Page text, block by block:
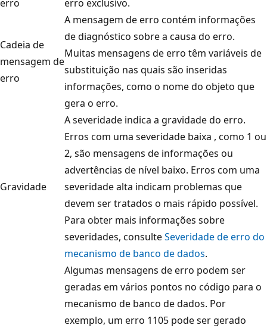
erro
erro exclusivo.
Cadeia de
mensagem de
erro
A mensagem de erro contém informações
de diagnóstico sobre a causa do erro.
Muitas mensagens de erro têm variáveis de
substituição nas quais são inseridas
informações, como o nome do objeto que
gera o erro.
Gravidade
A severidade indica a gravidade do erro.
Erros com uma severidade baixa , como 1 ou
2, são mensagens de informações ou
advertências de nível baixo. Erros com uma
severidade alta indicam problemas que
devem ser tratados o mais rápido possível.
Para obter mais informações sobre
severidades, consulteSeveridade de erro do
mecanismo de banco de dados.
Algumas mensagens de erro podem ser
geradas em vários pontos no código para o
mecanismo de banco de dados. Por
exemplo, um erro 1105 pode ser gerado